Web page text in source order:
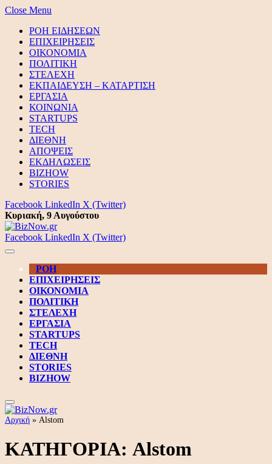
Close Menu
ΡΟΗ ΕΙΔΗΣΕΩΝ
ΕΠΙΧΕΙΡΗΣΕΙΣ
ΟΙΚΟΝΟΜΙΑ
ΠΟΛΙΤΙΚΗ
ΣΤΕΛΕΧΗ
ΕΚΠΑΙΔΕΥΣΗ – ΚΑΤΑΡΤΙΣΗ
ΕΡΓΑΣΙΑ
ΚΟΙΝΩΝΙΑ
STARTUPS
TECH
ΔΙΕΘΝΗ
ΑΠΟΨΕΙΣ
ΕΚΔΗΛΩΣΕΙΣ
BIZHOW
STORIES
Facebook LinkedIn X (Twitter)
Κυριακή, 9 Αυγούστου
Facebook LinkedIn X (Twitter)
ΡΟΗ
ΕΠΙΧΕΙΡΗΣΕΙΣ
ΟΙΚΟΝΟΜΙΑ
ΠΟΛΙΤΙΚΗ
ΣΤΕΛΕΧΗ
ΕΡΓΑΣΙΑ
STARTUPS
TECH
ΔΙΕΘΝΗ
STORIES
BIZHOW
Αρχική » Alstom
ΚΑΤΗΓΟΡΙΑ: Alstom